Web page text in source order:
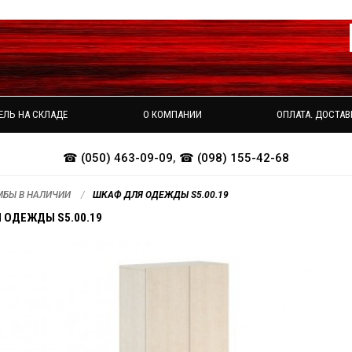
НА СКЛАДЕ О КОМПАНИИ ОПЛАТА.
☎ (050) 463-09-09, ☎ (098) 155-42-68
В НАЛИЧИИ ШКАФ ДЛЯ ОДЕЖДЫ S5.00.19
S5.00.19